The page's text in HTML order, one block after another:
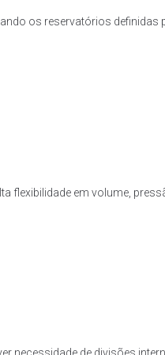
os reservatórios definidas
em volume,